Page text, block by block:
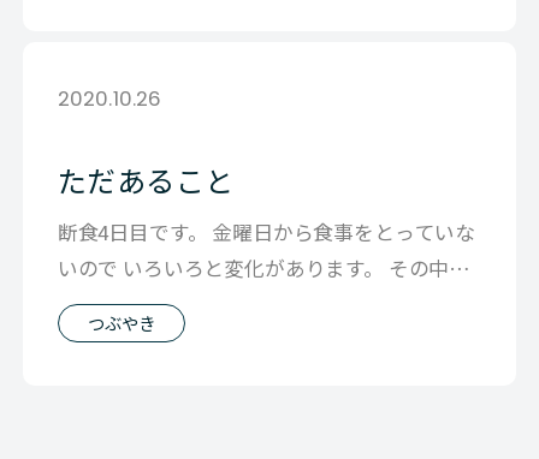
2020.10.26
ただあること
断食4日目です。 金曜日から食事をとっていな
いので いろいろと変化があります。 その中で
も一番大きいのはやっぱり 食べる
つぶやき